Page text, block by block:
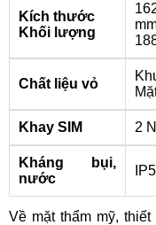
Kích thước
Khối lượng
Chất liệu vỏ
Khay SIM 2
Kháng bụi,
nước
Về mặt thẩm mỹ,